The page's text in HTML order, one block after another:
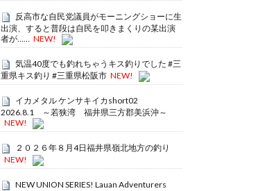
反高市な自民党議員がモーニングショーに生
出演、すると普段は自民を叩きまくりの某出演
者が……
NEW!
気温40度でも釣れちゃうキス釣りでした #三
重県キス釣り #三重県松阪市 NEW!
イカメタル ケンサキイカshort02
2026.8.1 ～若狭湾 福井県三方郡美浜沖～
NEW!
２０２６年８月4日福井県嶺北地方の釣り
NEW!
NEW UNION SERIES! Lauan Adventurers